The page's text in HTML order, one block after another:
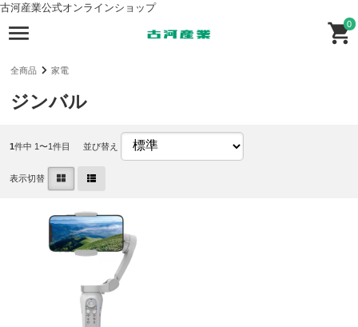
古河産業公式オンラインショップ
0
全商品 家電
ジンバル
1件中 1〜1件目 並び替え
表示切替